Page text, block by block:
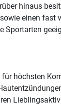
hinaus
einen
höchsten